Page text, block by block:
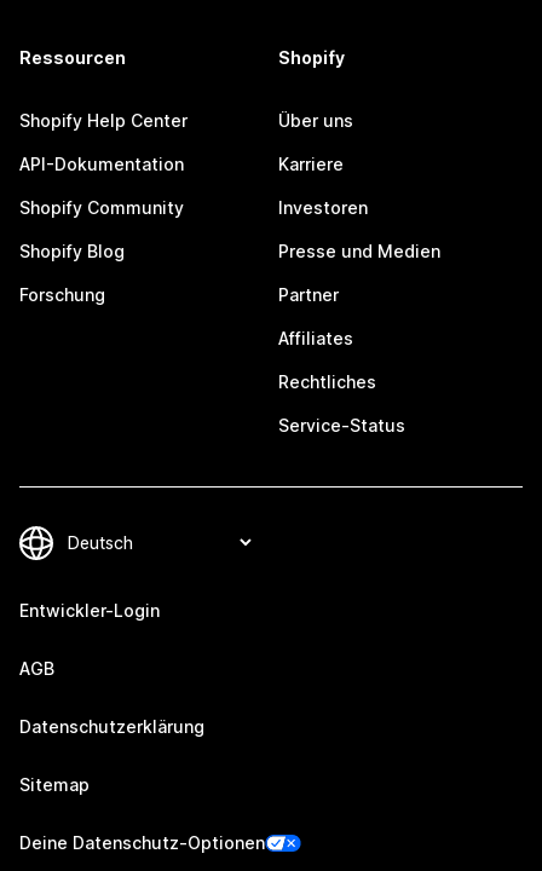
Ressourcen
Shopify Help Center
API-Dokumentation
Shopify Community
Shopify Blog
Forschung
Shopify
Über uns
Karriere
Investoren
Presse und Medien
Partner
Affiliates
Rechtliches
Service-Status
Entwickler-Login
AGB
Datenschutzerklärung
Sitemap
Deine Datenschutz-Optionen